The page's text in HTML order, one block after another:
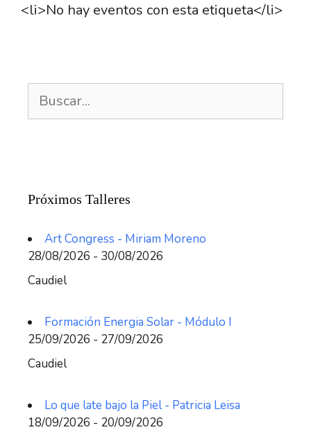
<li>No hay eventos con esta etiqueta</li>
Próximos Talleres
Art Congress - Miriam Moreno
28/08/2026 - 30/08/2026
Caudiel
Formación Energia Solar - Módulo I
25/09/2026 - 27/09/2026
Caudiel
Lo que late bajo la Piel - Patricia Leisa
18/09/2026 - 20/09/2026